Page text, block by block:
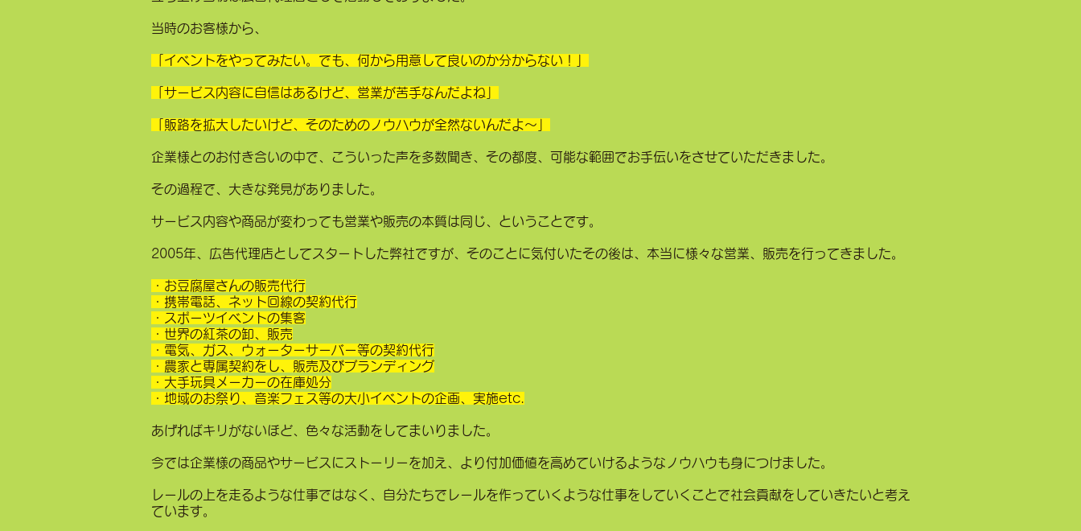
当時のお客様から、
「イベントをやってみたい。でも、何から用意して良いのか分からない！」
「サービス内容に自信はあるけど、営業が苦手なんだよね」
「販路を拡大したいけど、そのためのノウハウが全然ないんだよ〜」
企業様とのお付き合いの中で、こういった声を多数聞き、その都度、可能な範囲でお手伝いをさせていただきました。
その過程で、大きな発見がありました。
サービス内容や商品が変わっても営業や販売の本質は同じ、ということです。
2005年、広告代理店としてスタートした弊社ですが、そのことに気付いたその後は、本当に様々な営業、販売を行ってきました。
・お豆腐屋さんの販売代行
・携帯電話、ネット回線の契約代行
・スポーツイベントの集客
・世界の紅茶の卸、販売
・電気、ガス、ウォーターサーバー等の契約代行
・農家と専属契約をし、販売及びブランディング
・大手玩具メーカーの在庫処分
・地域のお祭り、音楽フェス等の大小イベントの企画、実施etc.
あげればキリがないほど、色々な活動をしてまいりました。
今では企業様の商品やサービスにストーリーを加え、より付加価値を高めていけるようなノウハウも身につけました。
レールの上を走るような仕事ではなく、自分たちでレールを作っていくような仕事をしていくことで社会貢献をしていきたいと考え
ています。